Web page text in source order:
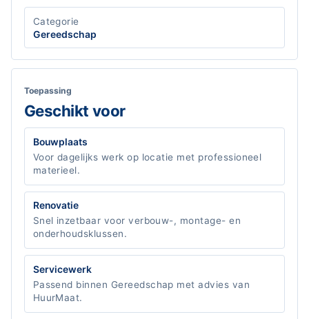
Categorie
Gereedschap
Toepassing
Geschikt voor
Bouwplaats
Voor dagelijks werk op locatie met professioneel
materieel.
Renovatie
Snel inzetbaar voor verbouw-, montage- en
onderhoudsklussen.
Servicewerk
Passend binnen Gereedschap met advies van
HuurMaat.